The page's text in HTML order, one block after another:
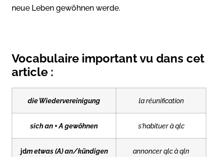
neue Leben gewöhnen werde.
Vocabulaire important vu dans cet
article :
die Wiedervereinigung la réunification
sich an + A gewöhnen s’habituer à qlc
jdm etwas (A) an/kündigen annoncer qlc à qln